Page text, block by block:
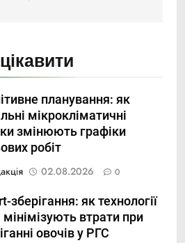
планування: як
мікрокліматичні
змінюють графіки
робіт
02.08.2026 0
зберігання: як технології
мінімізують втрати при
овочів у РГС